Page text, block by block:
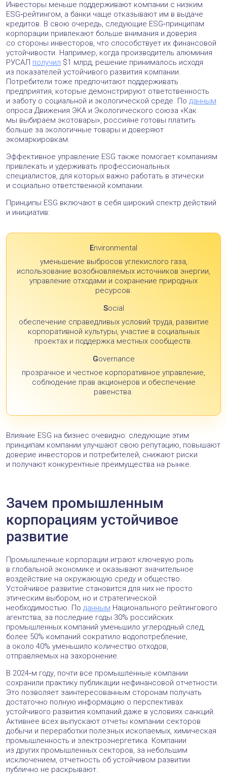
Инвесторы меньше поддерживают компании с низким
ESG‑рейтингом, а банки чаще отказывают им в выдаче
кредитов. В свою очередь, следующие ESG‑принципам
корпорации привлекают больше внимания и доверия
со стороны инвесторов, что способствует их финансовой
устойчивости. Например, когда производитель алюминия
РУСАЛ получил $1 млрд, решение принималось исходя
из показателей устойчивого развития компании.
Потребители тоже предпочитают поддерживать
предприятия, которые демонстрируют ответственность
и заботу о социальной и экологической среде. По данным
опроса Движения ЭКА и Экологического союза «Как
мы выбираем экотовары», россияне готовы платить
больше за экологичные товары и доверяют
экомаркировкам.
Эффективное управление ESG также помогает компаниям
привлекать и удерживать профессиональных
специалистов, для которых важно работать в этически
и социально ответственной компании.
Принципы ESG включают в себя широкий спектр действий
и инициатив:
Environmental
уменьшение выбросов углекислого газа,
использование возобновляемых источников энергии,
управление отходами и сохранение природных
ресурсов.
Social
обеспечение справедливых условий труда, развитие
корпоративной культуры, участие в социальных
проектах и поддержка местных сообществ.
Governance
прозрачное и честное корпоративное управление,
соблюдение прав акционеров и обеспечение
равенства.
Влияние ESG на бизнес очевидно: следующие этим
принципам компании улучшают свою репутацию, повышают
доверие инвесторов и потребителей, снижают риски
и получают конкурентные преимущества на рынке.
Зачем промышленным
корпорациям устойчивое
развитие
Промышленные корпорации играют ключевую роль
в глобальной экономике и оказывают значительное
воздействие на окружающую среду и общество.
Устойчивое развитие становится для них не просто
этическим выбором, но и стратегической
необходимостью. По данным Национального рейтингового
агентства, за последние годы 30% российских
промышленных компаний уменьшило углеродный след,
более 50% компаний сократило водопотребление,
а около 40% уменьшило количество отходов,
отправляемых на захоронение.
В 2024‑м году, почти все промышленные компании
сохранили практику публикации нефинансовой отчетности.
Это позволяет заинтересованным сторонам получать
достаточно полную информацию о перспективах
устойчивого развития компаний даже в условиях санкций.
Активнее всех выпускают отчеты компании секторов
добычи и переработки полезных ископаемых, химическая
промышленность и электроэнергетика. Компании
из других промышленных секторов, за небольшим
исключением, отчетность об устойчивом развитии
публично не раскрывают.